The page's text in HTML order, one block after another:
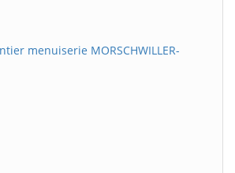
menuiserie MORSCHWILLER-